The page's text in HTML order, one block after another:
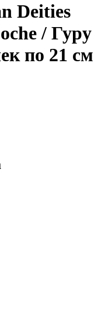
Deities
/ Гуру
по 21 см